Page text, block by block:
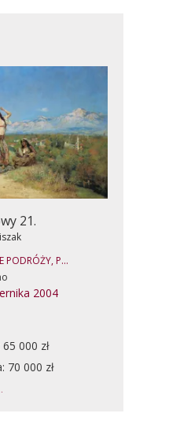
21.
PODRÓŻY, P...
2004
000 zł
70 000 zł